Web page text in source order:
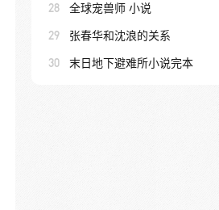
28 全球宠兽师 小说
29 张春华和沈浪的关系
30 末日地下避难所小说完本